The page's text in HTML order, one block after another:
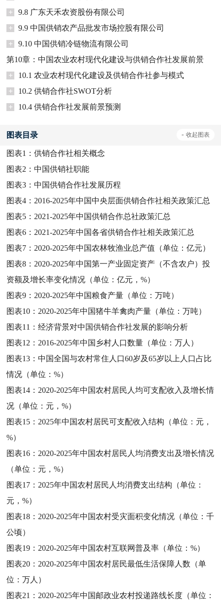
+
9.8 广东天禾农资股份有限公司
+
9.9 中国供销农产品批发市场控股有限公司
+
9.10 中国供销冷链物流有限公司
第10章：中国农业农村现代化建设与供销合作社发展前景
+
10.1 农业农村现代化建设及供销合作社参与模式
+
10.2 供销合作社SWOT分析
+
10.4 供销合作社发展前景预测
图表目录 - 收起图表
图表1：供销合作社相关概念
图表2：中国供销社职能
图表3：中国供销合作社发展历程
图表4： 2016-2025年中国中央层面供销合作社相关政策汇总
图表5： 2021-2025年中国供销合作总社政策汇总
图表6： 2021-2025年中国各省供销合作社相关政策汇总
图表7： 2020-2025年中国农林牧渔业总产值（单位：亿元）
图表8： 2020-2025年中国第一产业固定资产（不含农户）投
资额及增长率变化情况（单位：亿元，%）
图表9： 2020-2025年中国粮食产量（单位：万吨）
图表10： 2020-2025年中国猪牛羊禽肉产量（单位：万吨）
图表11：经济背景对中国供销合作社发展的影响分析
图表12： 2016-2025年中国乡村人口数量（单位：万人）
图表13：中国全国与农村常住人口60岁及65岁以上人口占比
情况（单位：%）
图表14： 2020-2025年中国农村居民人均可支配收入及增长情
况（单位：元，%）
图表15： 2025年中国农村居民可支配收入结构（单位：元，
%）
图表16： 2020-2025年中国农村居民人均消费支出及增长情况
（单位：元，%）
图表17： 2025年中国农村居民人均消费支出结构（单位：
元，%）
图表18： 2020-2025年中国农村受灾面积变化情况（单位：千
公顷）
图表19： 2020-2025年中国农村互联网普及率（单位：%）
图表20： 2020-2025年中国农村居民最低生活保障人数（单
位：万人）
图表21： 2020-2025年中国邮政业农村投递路线长度（单位：